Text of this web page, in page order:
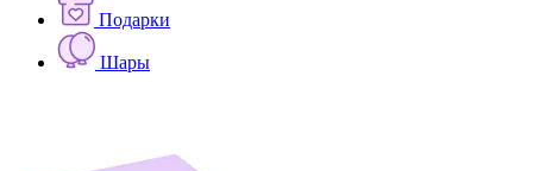
Подарки
Шары